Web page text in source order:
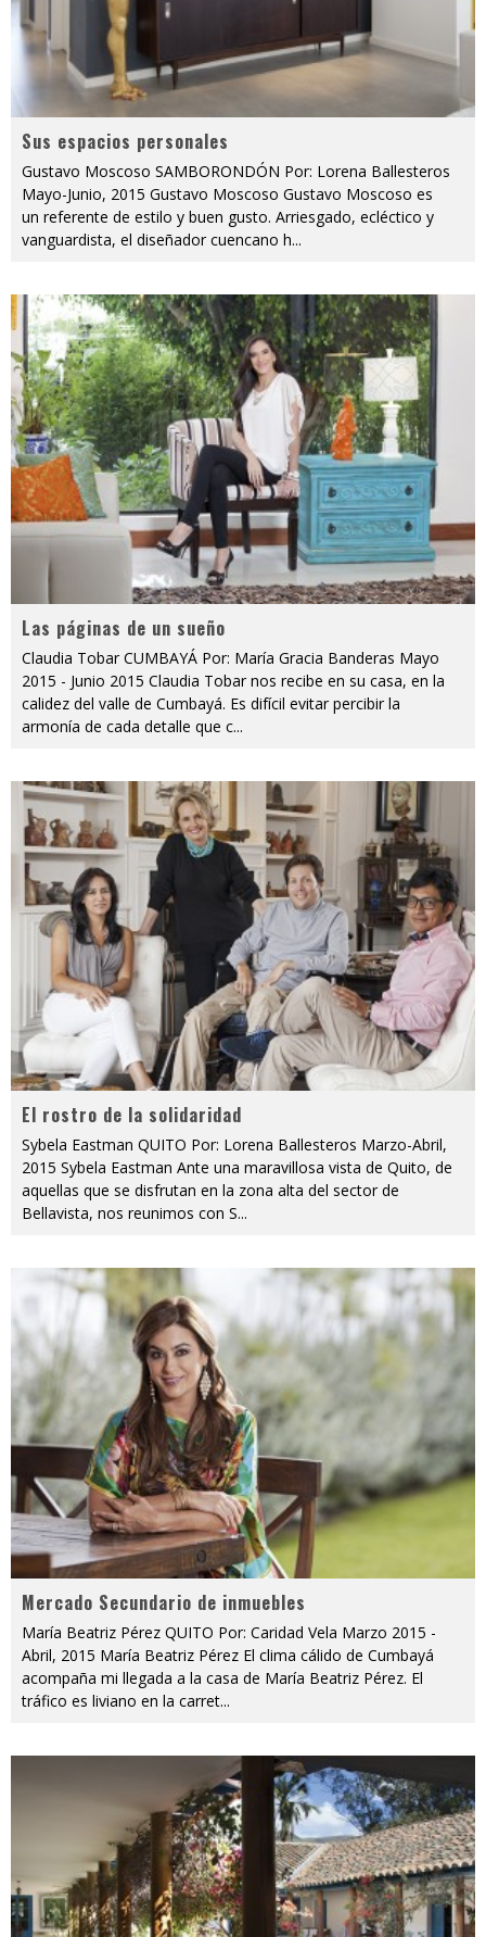
Sus espacios personales
Gustavo Moscoso SAMBORONDÓN Por: Lorena Ballesteros
Mayo-Junio, 2015 Gustavo Moscoso Gustavo Moscoso es
un referente de estilo y buen gusto. Arriesgado, ecléctico y
vanguardista, el diseñador cuencano h...
Las páginas de un sueño
Claudia Tobar CUMBAYÁ Por: María Gracia Banderas Mayo
2015 - Junio 2015 Claudia Tobar nos recibe en su casa, en la
calidez del valle de Cumbayá. Es difícil evitar percibir la
armonía de cada detalle que c...
El rostro de la solidaridad
Sybela Eastman QUITO Por: Lorena Ballesteros Marzo-Abril,
2015 Sybela Eastman Ante una maravillosa vista de Quito, de
aquellas que se disfrutan en la zona alta del sector de
Bellavista, nos reunimos con S...
Mercado Secundario de inmuebles
María Beatriz Pérez QUITO Por: Caridad Vela Marzo 2015 -
Abril, 2015 María Beatriz Pérez El clima cálido de Cumbayá
acompaña mi llegada a la casa de María Beatriz Pérez. El
tráfico es liviano en la carret...